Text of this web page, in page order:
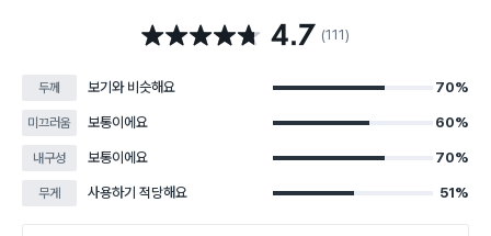
별점 4.7점 4.7 (111)
두께 보기와 비슷해요 70%
미끄러움 보통이에요 60%
내구성 보통이에요 70%
무게 사용하기 적당해요 51%